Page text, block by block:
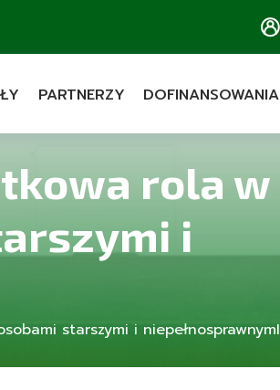
PARTNERZY DOFINANSOWANIA
rola w
i
starszymi i niepełnosprawnymI